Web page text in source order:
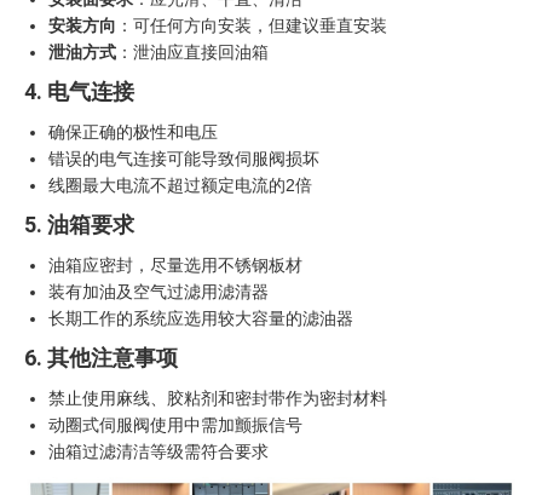
安装方向 ：可任何方向安装，但建议垂直安装
泄油方式 ：泄油应直接回油箱
4. 电气连接
确保正确的极性和电压
错误的电气连接可能导致伺服阀损坏
线圈最大电流不超过额定电流的2倍
5. 油箱要求
油箱应密封，尽量选用不锈钢板材
装有加油及空气过滤用滤清器
长期工作的系统应选用较大容量的滤油器
6. 其他注意事项
禁止使用麻线、胶粘剂和密封带作为密封材料
动圈式伺服阀使用中需加颤振信号
油箱过滤清洁等级需符合要求